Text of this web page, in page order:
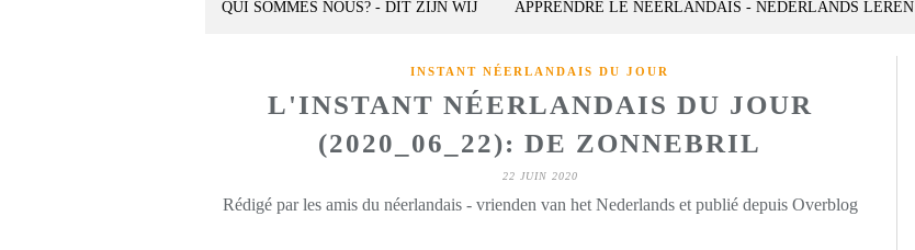
QUI SOMMES NOUS? - DIT ZIJN WIJ APPRENDRE LE NÉERLANDAIS - NEDERLANDS LEREN
INSTANT NÉERLANDAIS DU JOUR
L'INSTANT NÉERLANDAIS DU JOUR
(2020_06_22): DE ZONNEBRIL
22 JUIN 2020
Rédigé par les amis du néerlandais - vrienden van het Nederlands et publié depuis Overblog